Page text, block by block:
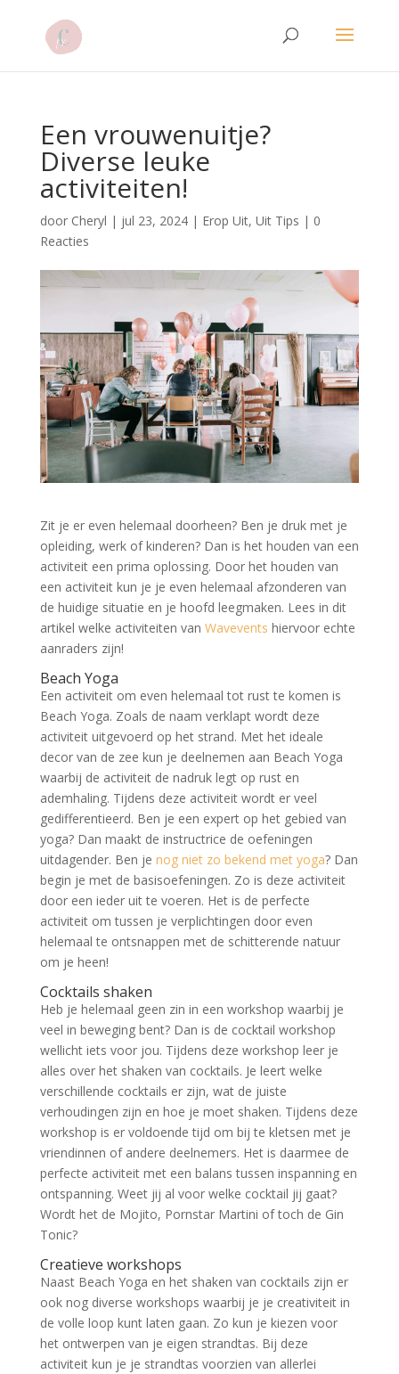
Een vrouwenuitje?
Diverse leuke
activiteiten!
door Cheryl | jul 23, 2024| Erop Uit, Uit Tips | 0
Reacties
Zit je er even helemaal doorheen? Ben je druk met je
opleiding, werk of kinderen? Dan is het houden van een
activiteit een prima oplossing. Door het houden van
een activiteit kun je je even helemaal afzonderen van
de huidige situatie en je hoofd leegmaken. Lees in dit
artikel welke activiteiten van Wavevents hiervoor echte
aanraders zijn!
Beach Yoga
Een activiteit om even helemaal tot rust te komen is
Beach Yoga. Zoals de naam verklapt wordt deze
activiteit uitgevoerd op het strand. Met het ideale
decor van de zee kun je deelnemen aan Beach Yoga
waarbij de activiteit de nadruk legt op rust en
ademhaling. Tijdens deze activiteit wordt er veel
gedifferentieerd. Ben je een expert op het gebied van
yoga? Dan maakt de instructrice de oefeningen
uitdagender. Ben je nog niet zo bekend met yoga? Dan
begin je met de basisoefeningen. Zo is deze activiteit
door een ieder uit te voeren. Het is de perfecte
activiteit om tussen je verplichtingen door even
helemaal te ontsnappen met de schitterende natuur
om je heen!
Cocktails shaken
Heb je helemaal geen zin in een workshop waarbij je
veel in beweging bent? Dan is de cocktail workshop
wellicht iets voor jou. Tijdens deze workshop leer je
alles over het shaken van cocktails. Je leert welke
verschillende cocktails er zijn, wat de juiste
verhoudingen zijn en hoe je moet shaken. Tijdens deze
workshop is er voldoende tijd om bij te kletsen met je
vriendinnen of andere deelnemers. Het is daarmee de
perfecte activiteit met een balans tussen inspanning en
ontspanning. Weet jij al voor welke cocktail jij gaat?
Wordt het de Mojito, Pornstar Martini of toch de Gin
Tonic?
Creatieve workshops
Naast Beach Yoga en het shaken van cocktails zijn er
ook nog diverse workshops waarbij je je creativiteit in
de volle loop kunt laten gaan. Zo kun je kiezen voor
het ontwerpen van je eigen strandtas. Bij deze
activiteit kun je je strandtas voorzien van allerlei